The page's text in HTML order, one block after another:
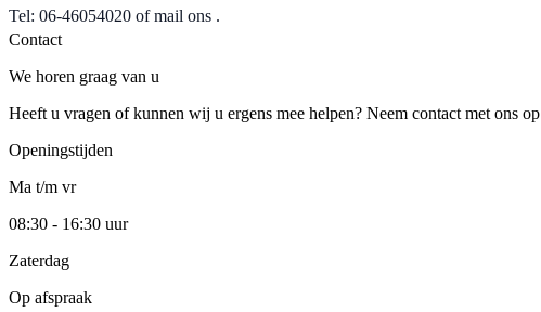
Tel: 06-46054020 of mail ons .
Contact
We horen graag van u
Heeft u vragen of kunnen wij u ergens mee helpen? Neem contact met ons
Openingstijden
Ma t/m vr
08:30 - 16:30 uur
Zaterdag
Op afspraak